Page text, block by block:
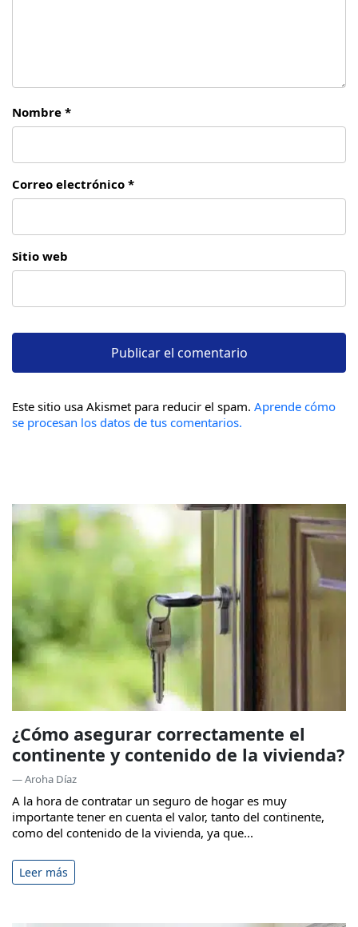
Nombre *
Correo electrónico *
Sitio web
Este sitio usa Akismet para reducir el spam. Aprende cómo
se procesan los datos de tus comentarios.
¿Cómo asegurar correctamente el
continente y contenido de la vivienda?
— Aroha Díaz
A la hora de contratar un seguro de hogar es muy
importante tener en cuenta el valor, tanto del continente,
como del contenido de la vivienda, ya que...
Leer más